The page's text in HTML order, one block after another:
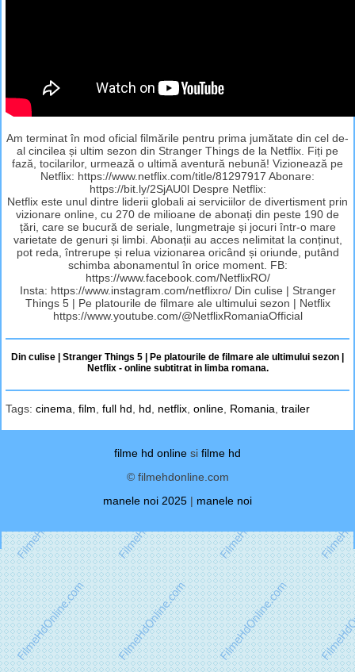
Am terminat în mod oficial filmările pentru prima jumătate din cel de-
al cincilea și ultim sezon din Stranger Things de la Netflix. Fiți pe
fază, tocilarilor, urmează o ultimă aventură nebună! Vizionează pe
Netflix: https://www.netflix.com/title/81297917 Abonare:
https://bit.ly/2SjAU0l Despre Netflix:
Netflix este unul dintre liderii globali ai serviciilor de divertisment prin
vizionare online, cu 270 de milioane de abonați din peste 190 de
țări, care se bucură de seriale, lungmetraje și jocuri într-o mare
varietate de genuri și limbi. Abonații au acces nelimitat la conținut,
pot reda, întrerupe și relua vizionarea oricând și oriunde, putând
schimba abonamentul în orice moment. FB:
https://www.facebook.com/NetflixRO/
Insta: https://www.instagram.com/netflixro/ Din culise | Stranger
Things 5 | Pe platourile de filmare ale ultimului sezon | Netflix
https://www.youtube.com/@NetflixRomaniaOfficial
Din culise | Stranger Things 5 | Pe platourile de filmare ale ultimului sezon |
Netflix - online subtitrat in limba romana.
Tags: cinema film full hd hd netflix online Romania trailer
filme hd online si filme hd
© filmehdonline.com
manele noi 2025 | manele noi